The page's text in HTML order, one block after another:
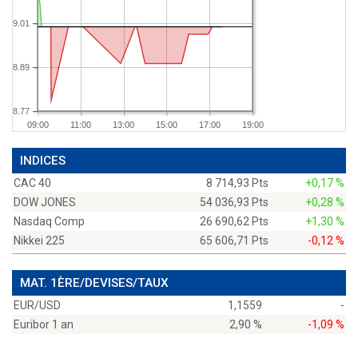
09:00 11:00 13:00 15:00 17:00 19:00
8.77
8.89
9.01
INDICES
CAC 40 8 714,93 Pts
+0,17 %
DOW JONES
54 036,93 Pts
+0,28 %
Nasdaq Comp
26 690,62 Pts
+1,30 %
Nikkei 225
65 606,71 Pts -0,12 %
MAT. 1ÈRE/DEVISES/TAUX
EUR/USD 1,1559
-
Euribor 1 an
2,90 %
-1,09 %